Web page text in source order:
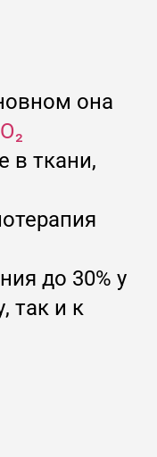
она
в ткани,
до 30% у
так и к